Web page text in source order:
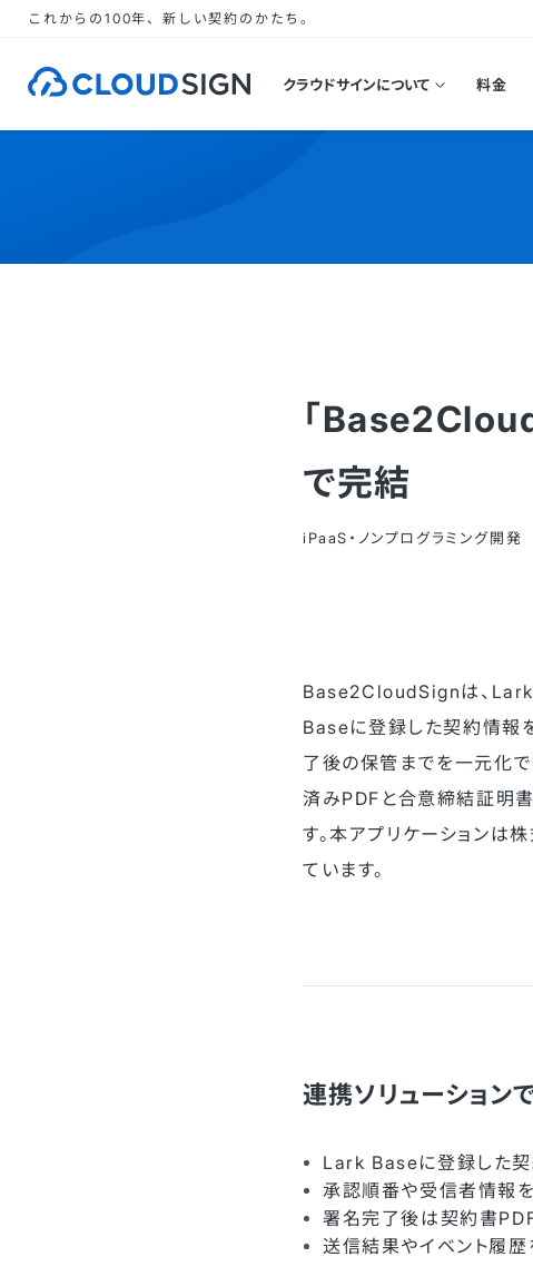
これからの100年、新しい契約のかたち。
クラウドサインについて 料金
「
で完結
iPaaS・ノンプログラミング開発
Base2CloudSignは、Lark
Baseに登録した契約情報
了後の保管までを一元化で
済みPDFと合意締結証明
す。本アプリケーション
ています。
連携ソリューション
Lark Baseに登録した契
承認順番や受信者情報
署名完了後は契約書
送信結果やイベント履